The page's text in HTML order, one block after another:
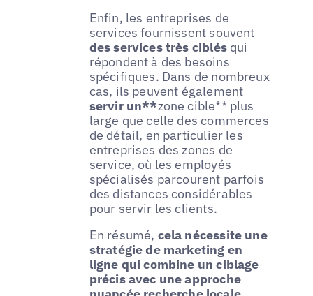
Enfin, les entreprises de
services fournissent souvent
des services très ciblésqui
répondent à des besoins
spécifiques. Dans de nombreux
cas, ils peuvent également
servir un**zone cible** plus
large que celle des commerces
de détail, en particulier les
entreprises des zones de
service, où les employés
spécialisés parcourent parfois
des distances considérables
pour servir les clients.
En résumé, cela nécessite une
stratégie de marketing en
ligne qui combine un ciblage
précis avec une approche